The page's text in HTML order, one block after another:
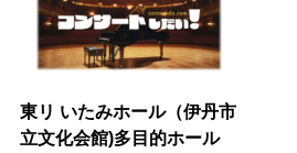
東リ いたみホール（伊丹市
立文化会館)多目的ホール